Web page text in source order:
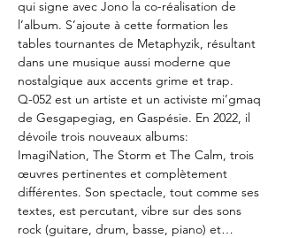
qui signe avec Jono la co-réalisation de
l’album. S’ajoute à cette formation les
tables tournantes de Metaphyzik, résultant
dans une musique aussi moderne que
nostalgique aux accents grime et trap.
Q-052 est un artiste et un activiste mi’gmaq
de Gesgapegiag, en Gaspésie. En 2022, il
dévoile trois nouveaux albums:
ImagiNation, The Storm et The Calm, trois
œuvres pertinentes et complètement
différentes. Son spectacle, tout comme ses
textes, est percutant, vibre sur des sons
rock (guitare, drum, basse, piano) et…